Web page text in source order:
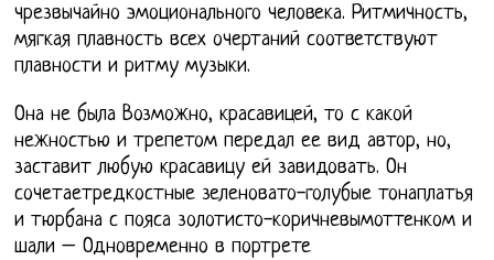
чрезвычайно эмоционального человека. Ритмичность,
мягкая плавность всех очертаний соответствуют
плавности и ритму музыки.
Она не была Возможно, красавицей, то с какой
нежностью и трепетом передал ее вид автор, но,
заставит любую красавицу ей завидовать. Он
сочетаетредкостные зеленовато-голубые тонаплатья
и тюрбана с пояса золотисто-коричневымоттенком и
шали – Одновременно в портрете